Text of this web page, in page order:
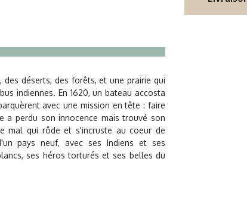
déserts, des forêts, et une prairie qui
indiennes. En 1620, un bateau accosta
avec une mission en tête : faire
a perdu son innocence mais trouvé son
mal qui rôde et s'incruste au coeur de
pays neuf, avec ses Indiens et ses
ses héros torturés et ses belles du